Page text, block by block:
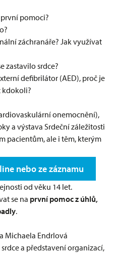
pomoci?
záchranáře? Jak využívat
zastavilo srdce?
defibrilátor (AED), proč je
kdokoli?
onemocnění),
a výstava Srdeční záležitosti
pacientům, ale i těm, kterým
nebo ze záznamu
od věku 14 let.
se na první pomoc z úhlů,
.
Michaela Endrlová
a představení organizací,